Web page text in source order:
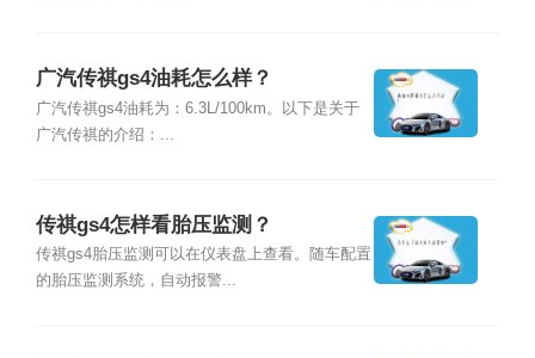
广汽传祺gs4油耗怎么样？
广汽传祺gs4油耗为：6.3L/100km。以下是关于
广汽传祺的介绍：...
传祺gs4怎样看胎压监测？
传祺gs4胎压监测可以在仪表盘上查看。随车配置
的胎压监测系统，自动报警...